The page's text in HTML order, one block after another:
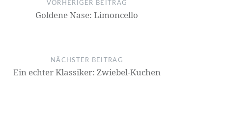
VORHERIGER BEITRAG
Goldene Nase: Limoncello
NÄCHSTER BEITRAG
Ein echter Klassiker: Zwiebel-Kuchen